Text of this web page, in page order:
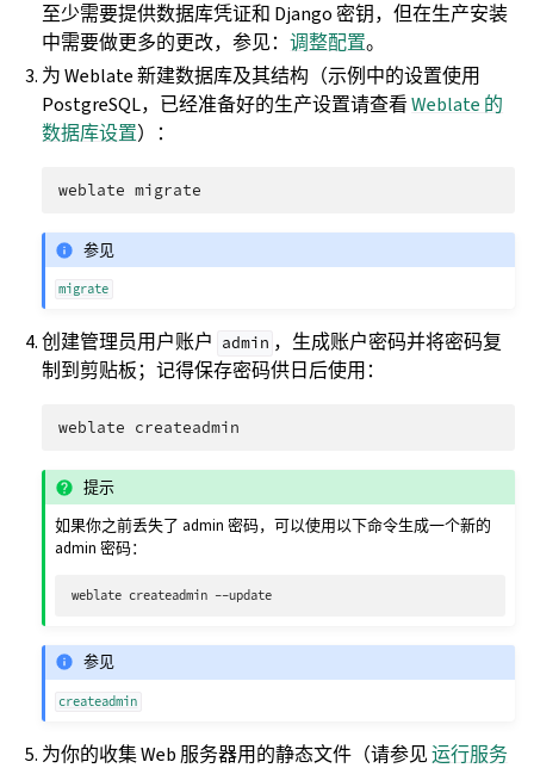
至少需要提供数据库凭证和 Django 密钥，但在生产安装
中需要做更多的更改，参见：调整配置。
为 Weblate 新建数据库及其结构（示例中的设置使用
PostgreSQL，已经准备好的生产设置请查看Weblate 的
数据库设置）：
weblate
参见
migrate
创建管理员用户账户 admin ，生成账户密码并将密码复
制到剪贴板；记得保存密码供日后使用：
weblate
提示
如果你之前丢失了 admin 密码，可以使用以下命令生成一个新的
admin 密码：
weblate createadmin
参见
createadmin
为你的收集 Web 服务器用的静态文件（请参见运行服务